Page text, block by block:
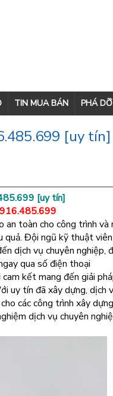
TIN MUA BÁN PHÁ DỠ
[uy tín]
[uy tín]
an toàn cho công trình và
quả. Đội ngũ kỹ thuật
dịch vụ chuyên nghiệp,
qua số điện thoại
kết mang đến giải
uy tín đã xây dựng, dịch
các công trình xây
dịch vụ chuyên